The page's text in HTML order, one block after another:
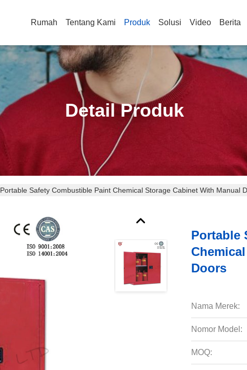
Rumah Tentang Kami Produk Solusi Video Berita
Detail Produk
Portable Safety Combustible Paint Chemical Storage Cabinet With Manual
Portable
Doors
Nama Merek:
Nomor Model:
MOQ: